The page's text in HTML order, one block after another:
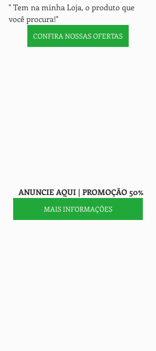
" Tem na minha Loja, o produto que
você procura!"
CONFIRA NOSSAS OFERTAS
ANUNCIE AQUI | PROMOÇÃO 50%
MAIS INFORMAÇÕES